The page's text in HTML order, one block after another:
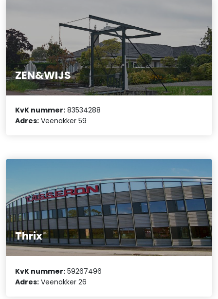
ZEN&WIJS
KvK nummer: 83534288
Adres: Veenakker 59
Thrix
KvK nummer: 59267496
Adres: Veenakker 26